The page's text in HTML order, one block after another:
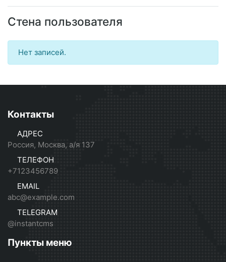
Стена пользователя
Нет записей.
Контакты
АДРЕС
Россия, Москва, а/я 137
ТЕЛЕФОН
+7123456789
EMAIL
abc@example.com
TELEGRAM
@instantcms
Пункты меню